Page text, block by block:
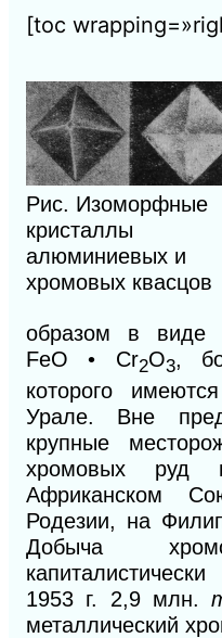
[toc
Рис. Изоморфные
кристаллы
алюминиевых и
хромовых квасцов
образом в виде
FeO • Сr2О3,
которого
Урале. Вне
крупные
хромовых руд
Африканском
Родезии, на
Добыча
1953 г. 2,9 млн.
металлический